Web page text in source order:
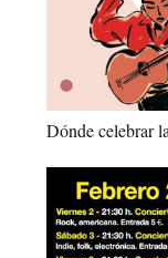
Dónde celebrar